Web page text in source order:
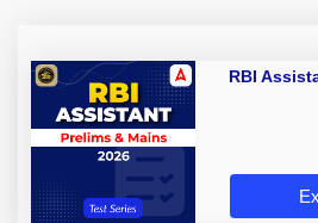
RBI